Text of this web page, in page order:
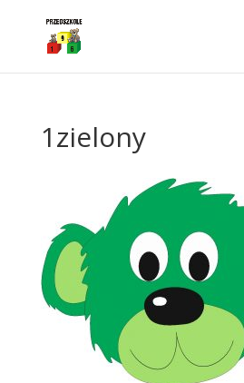
1zielony